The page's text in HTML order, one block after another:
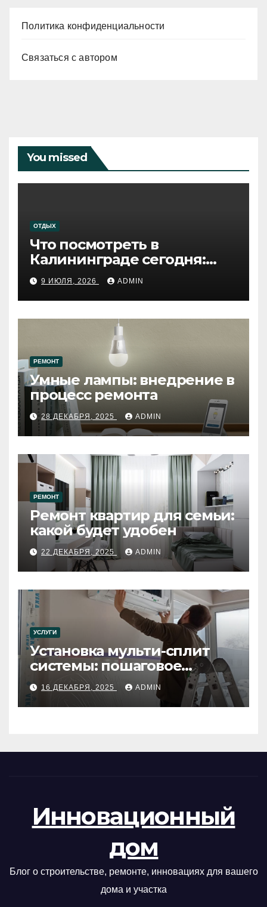
Политика конфиденциальности
Связаться с автором
You missed
ОТДЫХ
Что посмотреть в
Калининграде сегодня:
путеводитель по самому
западному городу России
9 ИЮЛЯ, 2026 ADMIN
РЕМОНТ
Умные лампы: внедрение в
процесс ремонта
28 ДЕКАБРЯ, 2025 ADMIN
РЕМОНТ
Ремонт квартир для семьи:
какой будет удобен
22 ДЕКАБРЯ, 2025 ADMIN
УСЛУГИ
Установка мульти-сплит
системы: пошаговое
руководство
16 ДЕКАБРЯ, 2025 ADMIN
Инновационный
дом
Блог о строительстве, ремонте, инновациях для вашего
дома и участка